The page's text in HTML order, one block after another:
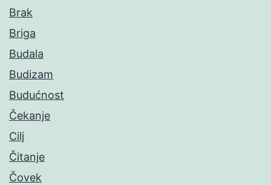
Brak
Briga
Budala
Budizam
Budućnost
Čekanje
Cilj
Čitanje
Čovek